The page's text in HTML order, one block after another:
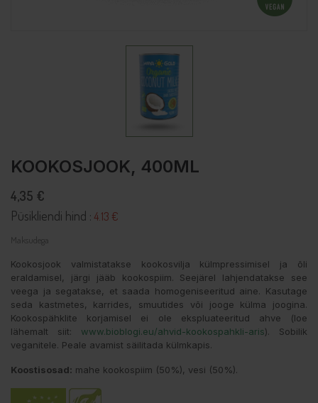
KOOKOSJOOK, 400ML
4,35 €
Püsikliendi hind : 4.13 €
Maksudega
Kookosjook valmistatakse kookosvilja külmpressimisel ja õli
eraldamisel, järgi jääb kookospiim. Seejärel lahjendatakse see
veega ja segatakse, et saada homogeniseeritud aine. Kasutage
seda kastmetes, karrides, smuutides või jooge külma joogina.
Kookospähklite korjamisel ei ole ekspluateeritud ahve (loe
lähemalt siit: www.bioblogi.eu/ahvid-kookospahkli-aris). Sobilik
veganitele. Peale avamist säilitada külmkapis.
Koostisosad: mahe kookospiim (50%), vesi (50%).